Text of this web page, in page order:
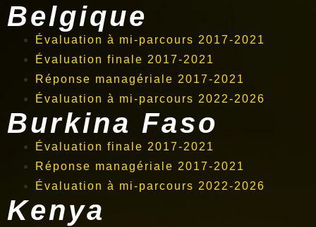
Belgique
Évaluation à mi-parcours 2017-2021
Évaluation finale 2017-2021
Réponse managériale 2017-2021
Évaluation à mi-parcours 2022-2026
Burkina Faso
Évaluation finale 2017-2021
Réponse managériale 2017-2021
Évaluation à mi-parcours 2022-2026
Kenya